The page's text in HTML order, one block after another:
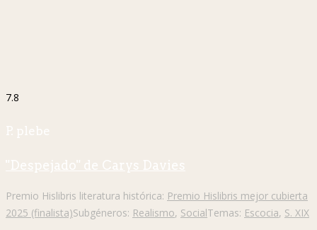
7.8
P. plebe
"Despejado" de Carys Davies
Premio Hislibris literatura histórica: Premio Hislibris mejor cubierta
2025 (finalista)Subgéneros: Realismo, SocialTemas: Escocia, S. XIX